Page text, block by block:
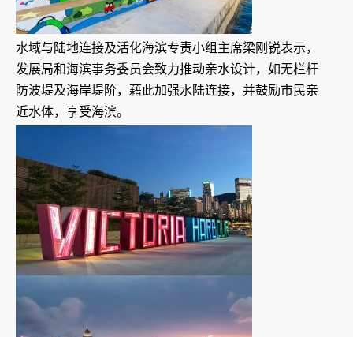
水域与陆地连接及活化海滨专责小组主席梁刚锐表示，
发展局和海滨事务委员会致力推动亲水设计，如无栏杆
防波堤及海岸堤阶，藉此加强水陆连接，并鼓励市民亲
近水体，享受海滨。